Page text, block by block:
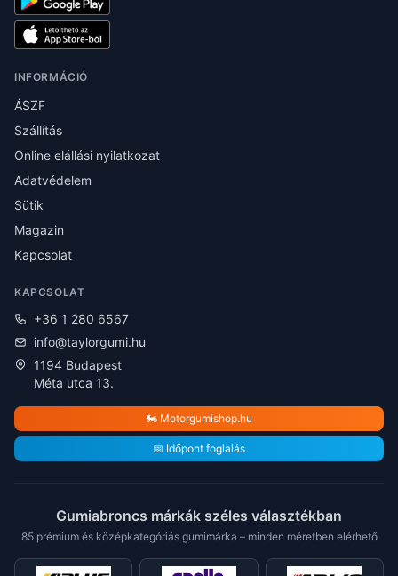
INFORMÁCIÓ
ÁSZF
Szállítás
Online elállási nyilatkozat
Adatvédelem
Sütik
Magazin
Kapcsolat
KAPCSOLAT
+36 1 280 6567
info@taylorgumi.hu
1194 Budapest
Méta utca 13.
🏍️ Motorgumishop.hu
📅 Időpont foglalás
Gumiabroncs márkák széles választékban
85 prémium és középkategóriás gumimárka – minden méretben elérhető